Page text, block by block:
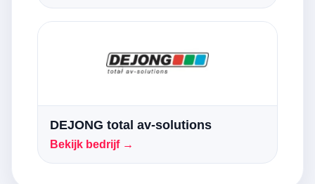
DEJONG total av-solutions
Bekijk bedrijf →